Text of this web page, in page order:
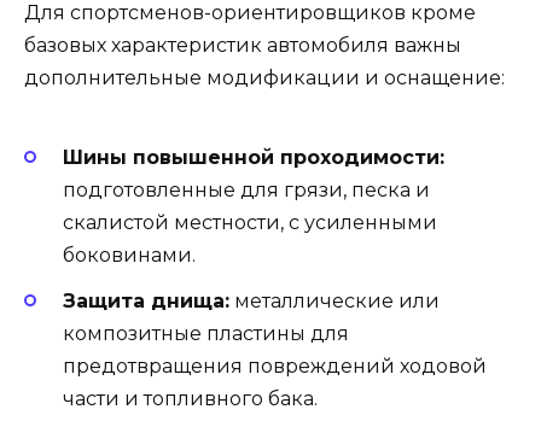
Для спортсменов-ориентировщиков кроме
базовых характеристик автомобиля важны
дополнительные модификации и оснащение:
Шины повышенной проходимости:
подготовленные для грязи, песка и
скалистой местности, с усиленными
боковинами.
Защита днища: металлические или
композитные пластины для
предотвращения повреждений ходовой
части и топливного бака.